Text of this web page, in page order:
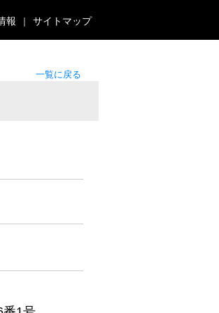
報 サイトマップ
一覧に戻る